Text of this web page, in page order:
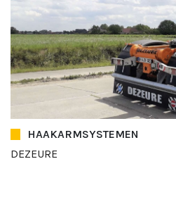
HAAKARMSYSTEMEN
DEZEURE